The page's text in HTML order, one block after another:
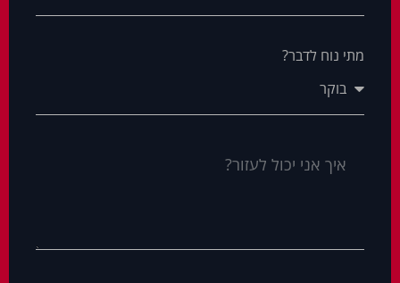
מתי נוח לדבר?